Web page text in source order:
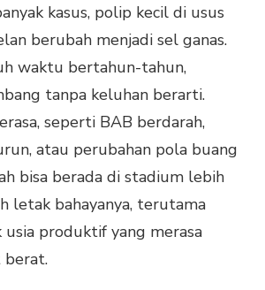
kasus, polip kecil di usus
berubah menjadi sel ganas.
waktu bertahun-tahun,
tanpa keluhan berarti.
seperti BAB berdarah,
atau perubahan pola buang
bisa berada di stadium lebih
letak bahayanya, terutama
produktif yang merasa
berat.